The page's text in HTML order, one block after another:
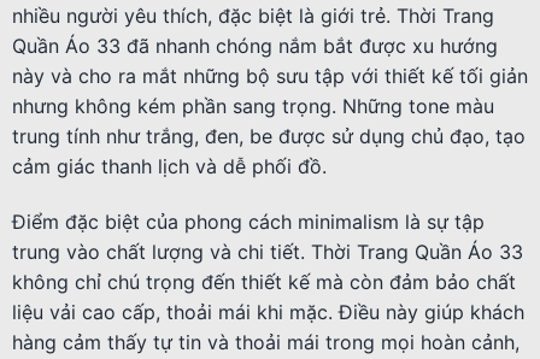
nhiều người yêu thích, đặc biệt là giới trẻ. Thời Trang
Quần Áo 33 đã nhanh chóng nắm bắt được xu hướng
này và cho ra mắt những bộ sưu tập với thiết kế tối giản
nhưng không kém phần sang trọng. Những tone màu
trung tính như trắng, đen, be được sử dụng chủ đạo, tạo
cảm giác thanh lịch và dễ phối đồ.
Điểm đặc biệt của phong cách minimalism là sự tập
trung vào chất lượng và chi tiết. Thời Trang Quần Áo 33
không chỉ chú trọng đến thiết kế mà còn đảm bảo chất
liệu vải cao cấp, thoải mái khi mặc. Điều này giúp khách
hàng cảm thấy tự tin và thoải mái trong mọi hoàn cảnh,